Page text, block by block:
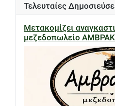
Τελευταίες
Μετακομίζει
μεζεδοπωλείο